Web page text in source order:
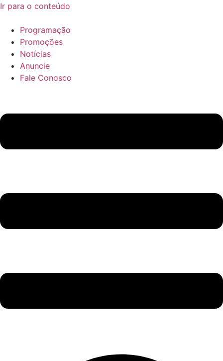
Ir para o conteúdo
Programação
Promoções
Notícias
Anuncie
Fale Conosco